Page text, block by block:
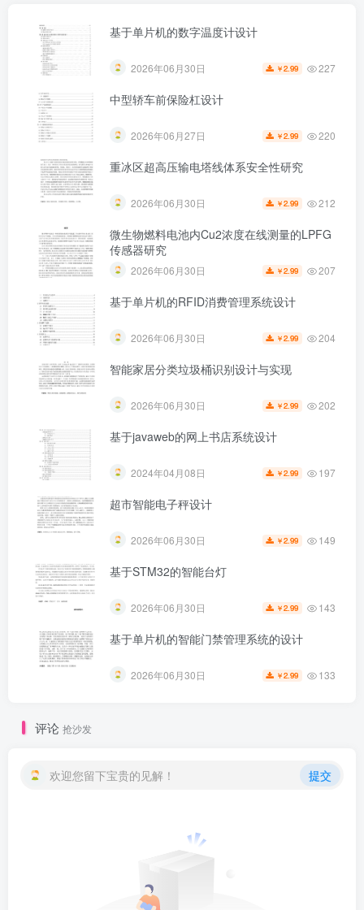
基于单片机的数字温度计设计
2026年06月30日 ￥2.99 227
中型轿车前保险杠设计
2026年06月27日 ￥2.99 220
重冰区超高压输电塔线体系安全性研究
2026年06月30日 ￥2.99 212
微生物燃料电池内Cu2浓度在线测量的LPFG
传感器研究
2026年06月30日 ￥2.99 207
基于单片机的RFID消费管理系统设计
2026年06月30日 ￥2.99 204
智能家居分类垃圾桶识别设计与实现
2026年06月30日 ￥2.99 202
基于javaweb的网上书店系统设计
2024年04月08日 ￥2.99 197
超市智能电子秤设计
2026年06月30日 ￥2.99 149
基于STM32的智能台灯
2026年06月30日 ￥2.99 143
基于单片机的智能门禁管理系统的设计
2026年06月30日 ￥2.99 133
评论 抢沙发
欢迎您留下宝贵的见解！ 提交